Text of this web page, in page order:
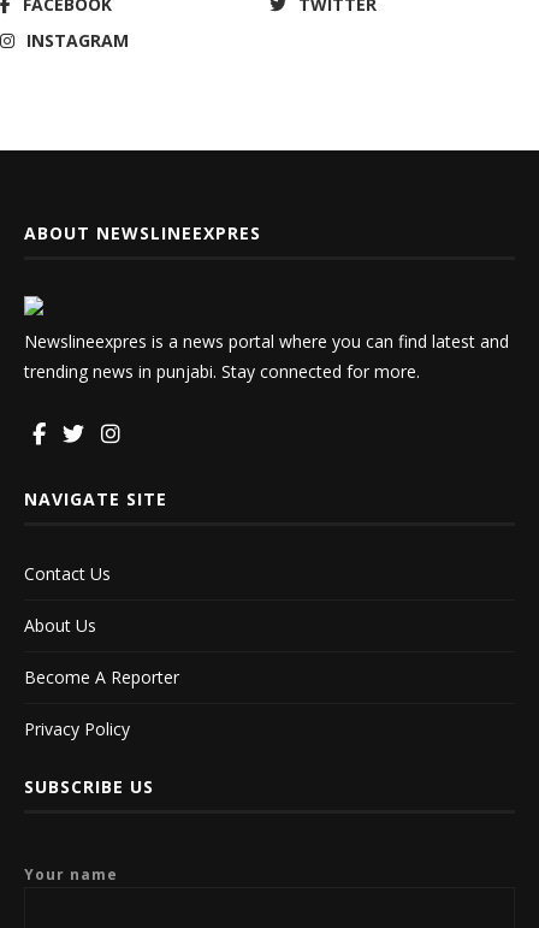
INSTAGRAM
ABOUT NEWSLINEEXPRES
Newslineexpres is a news portal where you can find latest and
trending news in punjabi. Stay connected for more.
NAVIGATE SITE
Contact Us
About Us
Become A Reporter
Privacy Policy
SUBSCRIBE US
Your name